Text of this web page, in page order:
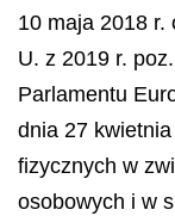
10 maja 2018 r.
U. z 2019 r.
Parlamentu
dnia 27
fizycznych w
osobowych i w